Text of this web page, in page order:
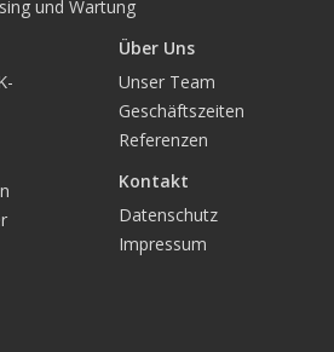
und Wartung
Über Uns
Unser Team
Geschäftszeiten
Referenzen
Kontakt
Datenschutz
Impressum